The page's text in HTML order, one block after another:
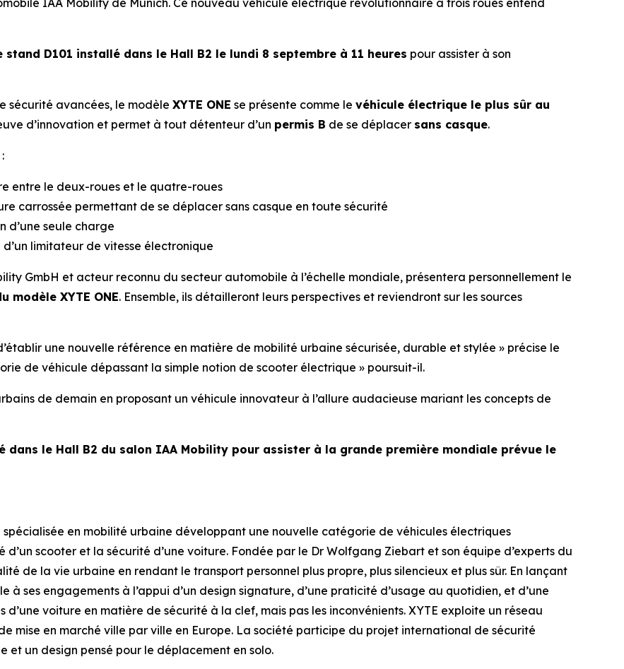
IAA Mobility de Munich. Ce nouveau véhicule électrique révolutionnaire à trois roues entend
stand D101 installé dans le Hall B2 le lundi 8 septembre à 11 heures pour assister à son
sécurité avancées, le modèle XYTE ONE se présente comme le véhicule électrique le plus sûr au
d’innovation et permet à tout détenteur d’un permis B de se déplacer sans casque.
entre le deux-roues et le quatre-roues
carrossée permettant de se déplacer sans casque en toute sécurité
d’une seule charge
d’un limitateur de vitesse électronique
GmbH et acteur reconnu du secteur automobile à l’échelle mondiale, présentera personnellement le
modèle XYTE ONE. Ensemble, ils détailleront leurs perspectives et reviendront sur les sources
une nouvelle référence en matière de mobilité urbaine sécurisée, durable et stylée » précise le
de véhicule dépassant la simple notion de scooter électrique » poursuit-il.
de demain en proposant un véhicule innovateur à l’allure audacieuse mariant les concepts de
dans le Hall B2 du salon IAA Mobility pour assister à la grande première mondiale prévue le
en mobilité urbaine développant une nouvelle catégorie de véhicules électriques
scooter et la sécurité d’une voiture. Fondée par le Dr Wolfgang Ziebart et son équipe d’experts du
de la vie urbaine en rendant le transport personnel plus propre, plus silencieux et plus sûr. En lançant
à ses engagements à l’appui d’un design signature, d’une praticité d’usage au quotidien, et d’une
voiture en matière de sécurité à la clef, mais pas les inconvénients. XYTE exploite un réseau
mise en marché ville par ville en Europe. La société participe du projet international de sécurité
un design pensé pour le déplacement en solo.